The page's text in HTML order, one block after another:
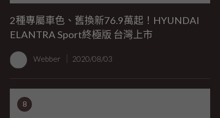
2種專屬車色、舊換新76.9萬起！HYUNDAI
ELANTRA Sport終極版 台灣上市
Webber 2020/08/03
8